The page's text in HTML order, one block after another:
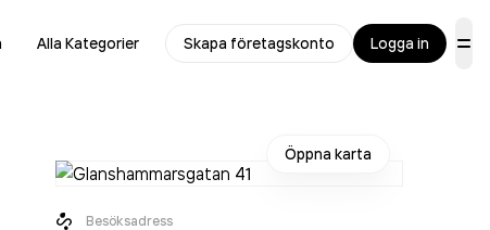
Alla Kategorier Skapa företagskonto Logga in
Öppna karta
Besöksadress